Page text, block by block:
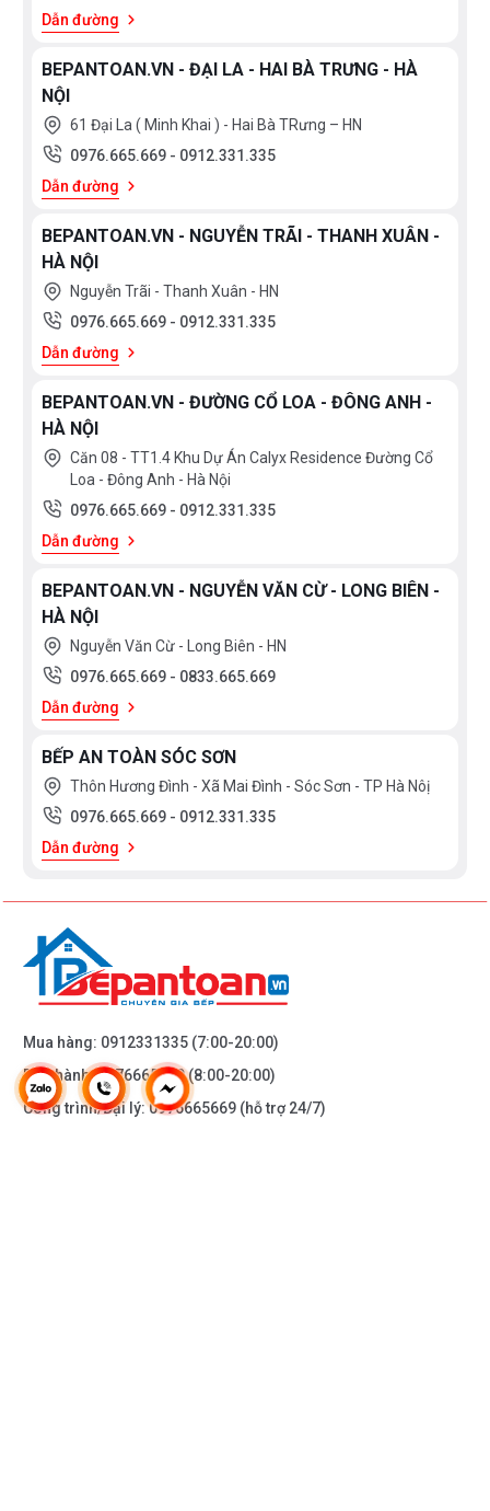
Dẫn đường
BEPANTOAN.VN - ĐẠI LA - HAI BÀ TRƯNG - HÀ
NỘI
61 Đại La ( Minh Khai ) - Hai Bà TRưng – HN
0976.665.669 - 0912.331.335
Dẫn đường
BEPANTOAN.VN - NGUYỄN TRÃI - THANH XUÂN -
HÀ NỘI
Nguyễn Trãi - Thanh Xuân - HN
0976.665.669 - 0912.331.335
Dẫn đường
BEPANTOAN.VN - ĐƯỜNG CỔ LOA - ĐÔNG ANH -
HÀ NỘI
Căn 08 - TT1.4 Khu Dự Án Calyx Residence Đường Cổ
Loa - Đông Anh - Hà Nội
0976.665.669 - 0912.331.335
Dẫn đường
BEPANTOAN.VN - NGUYỄN VĂN CỪ - LONG BIÊN -
HÀ NỘI
Nguyễn Văn Cừ - Long Biên - HN
0976.665.669 - 0833.665.669
Dẫn đường
BẾP AN TOÀN SÓC SƠN
Thôn Hương Đình - Xã Mai Đình - Sóc Sơn - TP Hà Nôị
0976.665.669 - 0912.331.335
Dẫn đường
Mua hàng: 0912331335 (7:00-20:00)
Bảo hành:0976665669(8:00-20:00)
Công trình/Đại lý:0976665669 (hỗ trợ 24/7)